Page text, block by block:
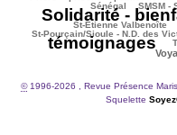
Sénégal
SMSM -
Solidarité -
1810/3000
304/3000
229/3000
St-Etienne Valbenoîte
115/3000
St-Pourçain/Sioule - N.D. des
44/3000
15/3000
2900/3000
témoignages
©1996-2026 , Revue Présence
Squelette